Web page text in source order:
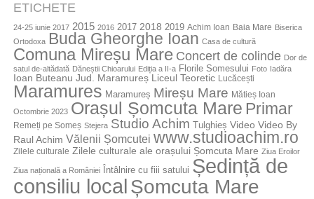
ETICHETE
24-25 iunie 2017 2015 2016 2017 2018 2019 Achim Ioan Baia Mare Biserica
Ortodoxa
Buda Gheorghe Ioan Casa de cultură
Comuna Mireșu Mare Concert de colinde Dor de
satul de-altădată Dăneștii Chioarului Ediția a II-a Florile Somesului Foto Iadăra
Ioan Buteanu Jud. Maramureș Liceul Teoretic Lucăcești
Maramures Maramureș Mireșu Mare Mătieș Ioan
Octombrie 2023 Orașul Șomcuta Mare Primar
Remeți pe Someș Stejera Studio Achim Tulghieș Video Video By
Raul Achim Vălenii Șomcutei www.studioachim.ro
Zilele culturale Zilele culturale ale orașului Șomcuta Mare Ziua Eroilor
Ziua națională a României Întâlnire cu fiii satului Ședință de
consiliu localȘomcuta Mare